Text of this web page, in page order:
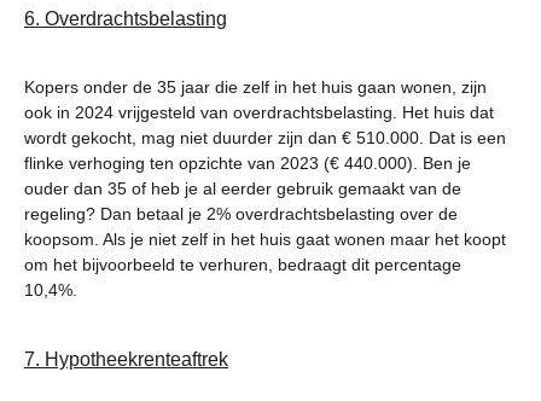
6. Overdrachtsbelasting
Kopers onder de 35 jaar die zelf in het huis gaan wonen, zijn
ook in 2024 vrijgesteld van overdrachtsbelasting. Het huis dat
wordt gekocht, mag niet duurder zijn dan € 510.000. Dat is een
flinke verhoging ten opzichte van 2023 (€ 440.000). Ben je
ouder dan 35 of heb je al eerder gebruik gemaakt van de
regeling? Dan betaal je 2% overdrachtsbelasting over de
koopsom. Als je niet zelf in het huis gaat wonen maar het koopt
om het bijvoorbeeld te verhuren, bedraagt dit percentage
10,4%.
7. Hypotheekrenteaftrek